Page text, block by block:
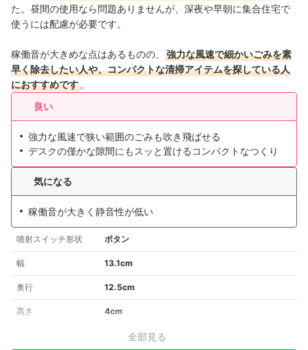
た。昼間の使用なら問題ありませんが、深夜や早朝に集合住宅で
使うには配慮が必要です。
稼働音が大きめな点はあるものの、
強力な風速で細かいごみを素
早く除去したい人や、コンパクトな清掃アイテムを探している人
におすすめです 。
良い
強力な風速で狭い範囲のごみも吹き飛ばせる
デスクの僅かな隙間にもスッと置けるコンパクトなつくり
気になる
稼働音が大きく静音性が低い
噴射スイッチ形状 ボタン
幅 13.1cm
奥行 12.5cm
高さ 4cm
全部見る